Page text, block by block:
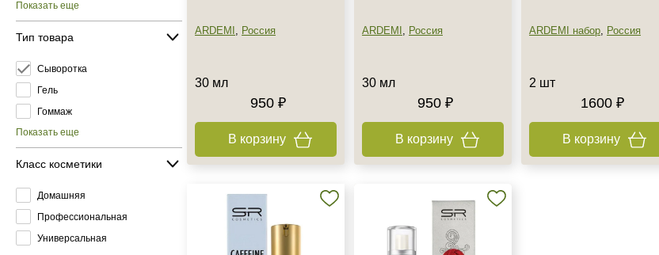
Показать еще
Тип товара
Сыворотка
Гель
Гоммаж
Показать еще
Класс косметики
Домашняя
Профессиональная
Универсальная
ARDEMI , Россия
30 мл
950 ₽
В корзину
ARDEMI , Россия
30 мл
950 ₽
В корзину
ARDEMI набор, Россия
2 шт
1600 ₽
В корзину